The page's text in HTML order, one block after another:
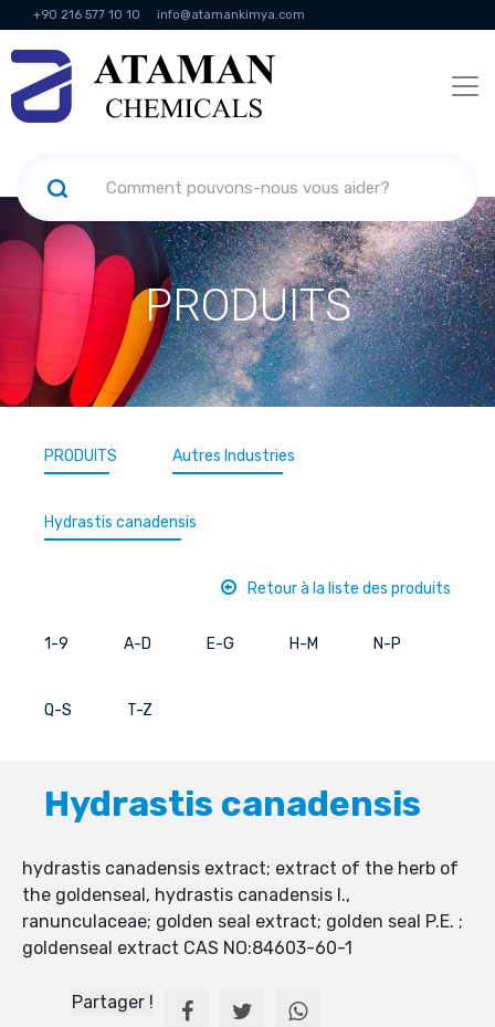
+90 216 577 10 10 info@atamankimya.com
KVKK Politikası Services de la société de l'information
humaines
PRODUITS
PRODUITS Autres Industries
Hydrastis canadensis
Retour à la liste des produits
1-9 A-D E-G H-M N-P
Q-S T-Z
Hydrastis canadensis
hydrastis canadensis extract; extract of the herb of
the goldenseal, hydrastis canadensis l.,
ranunculaceae; golden seal extract; golden seal P.E. ;
goldenseal extract CAS NO:84603-60-1
Partager !